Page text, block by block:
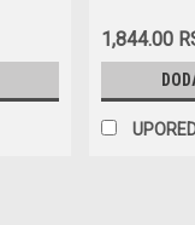
1,844.00